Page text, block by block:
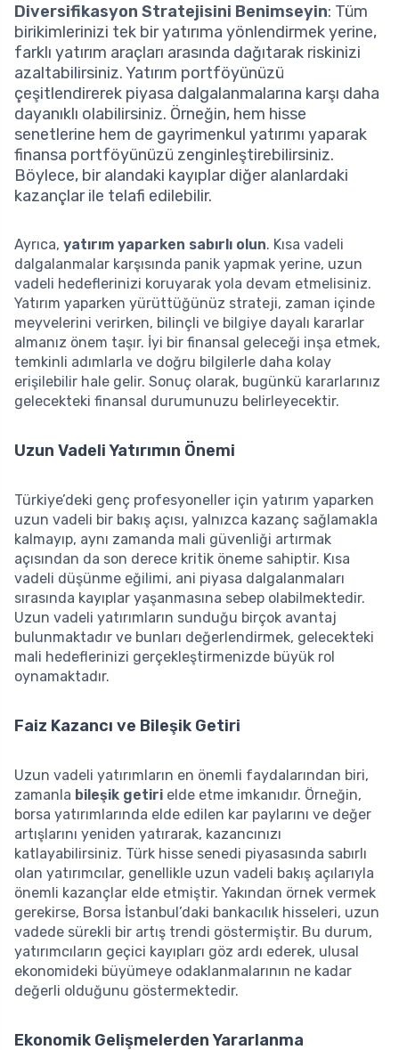
Diversifikasyon Stratejisini Benimseyin: Tüm
birikimlerinizi tek bir yatırıma yönlendirmek yerine,
farklı yatırım araçları arasında dağıtarak riskinizi
azaltabilirsiniz. Yatırım portföyünüzü
çeşitlendirerek piyasa dalgalanmalarına karşı daha
dayanıklı olabilirsiniz. Örneğin, hem hisse
senetlerine hem de gayrimenkul yatırımı yaparak
finansa portföyünüzü zenginleştirebilirsiniz.
Böylece, bir alandaki kayıplar diğer alanlardaki
kazançlar ile telafi edilebilir.
Ayrıca, yatırım yaparken sabırlı olun. Kısa vadeli
dalgalanmalar karşısında panik yapmak yerine, uzun
vadeli hedeflerinizi koruyarak yola devam etmelisiniz.
Yatırım yaparken yürüttüğünüz strateji, zaman içinde
meyvelerini verirken, bilinçli ve bilgiye dayalı kararlar
almanız önem taşır. İyi bir finansal geleceği inşa etmek,
temkinli adımlarla ve doğru bilgilerle daha kolay
erişilebilir hale gelir. Sonuç olarak, bugünkü kararlarınız
gelecekteki finansal durumunuzu belirleyecektir.
Uzun Vadeli Yatırımın Önemi
Türkiye’deki genç profesyoneller için yatırım yaparken
uzun vadeli bir bakış açısı, yalnızca kazanç sağlamakla
kalmayıp, aynı zamanda mali güvenliği artırmak
açısından da son derece kritik öneme sahiptir. Kısa
vadeli düşünme eğilimi, ani piyasa dalgalanmaları
sırasında kayıplar yaşanmasına sebep olabilmektedir.
Uzun vadeli yatırımların sunduğu birçok avantaj
bulunmaktadır ve bunları değerlendirmek, gelecekteki
mali hedeflerinizi gerçekleştirmenizde büyük rol
oynamaktadır.
Faiz Kazancı ve Bileşik Getiri
Uzun vadeli yatırımların en önemli faydalarından biri,
zamanla bileşik getiri elde etme imkanıdır. Örneğin,
borsa yatırımlarında elde edilen kar paylarını ve değer
artışlarını yeniden yatırarak, kazancınızı
katlayabilirsiniz. Türk hisse senedi piyasasında sabırlı
olan yatırımcılar, genellikle uzun vadeli bakış açılarıyla
önemli kazançlar elde etmiştir. Yakından örnek vermek
gerekirse, Borsa İstanbul’daki bankacılık hisseleri, uzun
vadede sürekli bir artış trendi göstermiştir. Bu durum,
yatırımcıların geçici kayıpları göz ardı ederek, ulusal
ekonomideki büyümeye odaklanmalarının ne kadar
değerli olduğunu göstermektedir.
Ekonomik Gelişmelerden Yararlanma